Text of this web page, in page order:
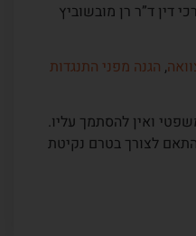
דין ד”ר רן מובשוביץ
, הגנה מפני התנגדות
ואין להסתמך עליו.
לצורך בטרם נקיטת